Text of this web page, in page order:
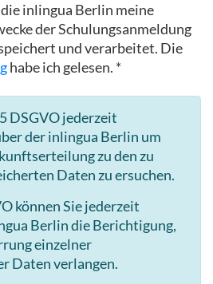
inlingua Berlin meine
der Schulungsanmeldung
und verarbeitet. Die
habe ich gelesen. *
DSGVO jederzeit
der inlingua Berlin um
zu den zu
Daten zu ersuchen.
können Sie jederzeit
Berlin die Berichtigung,
einzelner
Daten verlangen.